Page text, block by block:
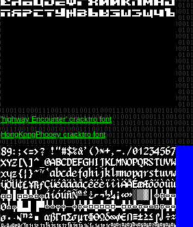
'highway Encounter' cracktro font
HongKongPhooey cracktro font